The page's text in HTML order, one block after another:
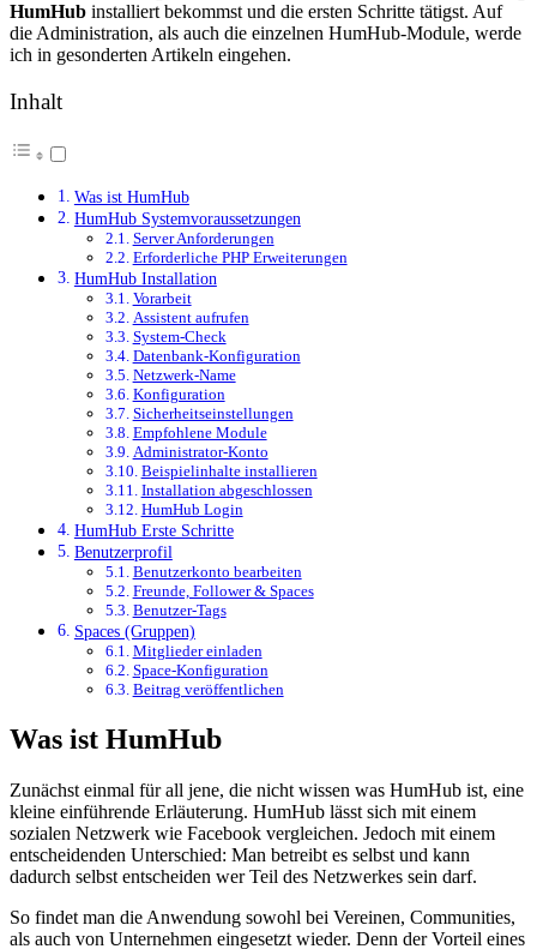
HumHub installiert bekommst und die ersten Schritte tätigst. Auf
die Administration, als auch die einzelnen HumHub-Module, werde
ich in gesonderten Artikeln eingehen.
Inhalt
Was ist HumHub
HumHub Systemvoraussetzungen
Server Anforderungen
Erforderliche PHP Erweiterungen
HumHub Installation
Vorarbeit
Assistent aufrufen
System-Check
Datenbank-Konfiguration
Netzwerk-Name
Konfiguration
Sicherheitseinstellungen
Empfohlene Module
Administrator-Konto
Beispielinhalte installieren
Installation abgeschlossen
HumHub Login
HumHub Erste Schritte
Benutzerprofil
Benutzerkonto bearbeiten
Freunde, Follower & Spaces
Benutzer-Tags
Spaces (Gruppen)
Mitglieder einladen
Space-Konfiguration
Beitrag veröffentlichen
Was ist HumHub
Zunächst einmal für all jene, die nicht wissen was HumHub ist, eine
kleine einführende Erläuterung. HumHub lässt sich mit einem
sozialen Netzwerk wie Facebook vergleichen. Jedoch mit einem
entscheidenden Unterschied: Man betreibt es selbst und kann
dadurch selbst entscheiden wer Teil des Netzwerkes sein darf.
So findet man die Anwendung sowohl bei Vereinen, Communities,
als auch von Unternehmen eingesetzt wieder. Denn der Vorteil eines